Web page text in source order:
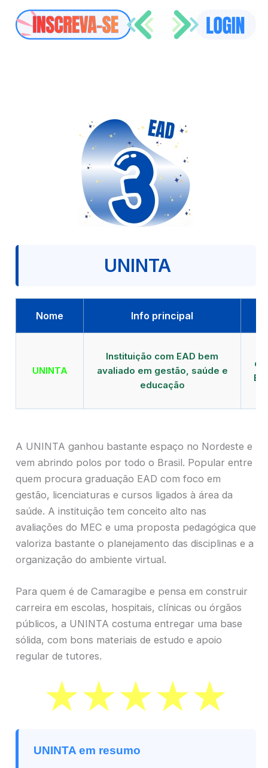
UNINTA
Nome Info principal
UNINTA
Instituição com EAD bem
avaliado em gestão, saúde e
educação
A UNINTA ganhou bastante espaço no Nordeste e
vem abrindo polos por todo o Brasil. Popular entre
quem procura graduação EAD com foco em
gestão, licenciaturas e cursos ligados à área da
saúde. A instituição tem conceito alto nas
avaliações do MEC e uma proposta pedagógica que
valoriza bastante o planejamento das disciplinas e a
organização do ambiente virtual.
Para quem é de Camaragibe e pensa em construir
carreira em escolas, hospitais, clínicas ou órgãos
públicos, a UNINTA costuma entregar uma base
sólida, com bons materiais de estudo e apoio
regular de tutores.
UNINTA em resumo